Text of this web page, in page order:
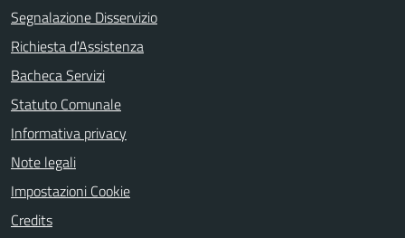
Segnalazione Disservizio
Richiesta d'Assistenza
Bacheca Servizi
Statuto Comunale
Informativa privacy
Note legali
Impostazioni Cookie
Credits